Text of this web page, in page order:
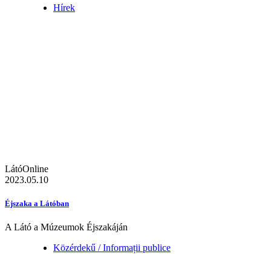
Hírek
LátóOnline
2023.05.10
Éjszaka a Látóban
A Látó a Múzeumok Éjszakáján
Közérdekű / Informații publice